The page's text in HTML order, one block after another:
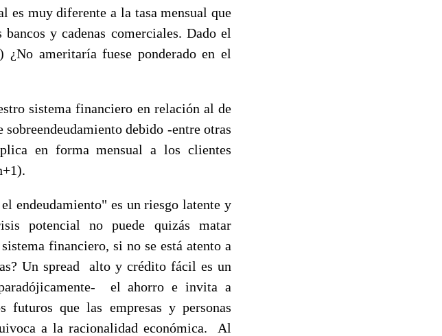
es muy diferente a la tasa mensual que
y cadenas comerciales. Dado el
ameritaría fuese ponderado en el
sistema financiero en relación al de
debido -entre otras
en forma mensual a los clientes
endeudamiento" es un riesgo latente y
potencial no puede quizás matar
financiero, si no se está atento a
Un spread alto y crédito fácil es un
el ahorro e invita a
futuros que las empresas y personas
a la racionalidad económica. Al